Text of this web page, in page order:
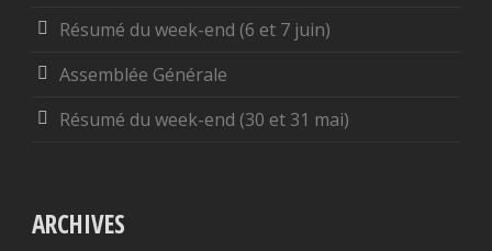
Résumé du week-end (6 et 7 juin)
Assemblée Générale
Résumé du week-end (30 et 31 mai)
ARCHIVES